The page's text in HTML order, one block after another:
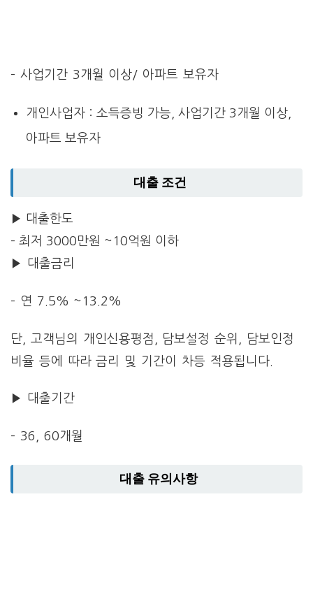
– 사업기간 3개월 이상/ 아파트 보유자
개인사업자 : 소득증빙 가능, 사업기간 3개월 이상,
아파트 보유자
대출 조건
▶ 대출한도
– 최저 3000만원 ~10억원 이하
▶ 대출금리
– 연 7.5% ~13.2%
단, 고객님의 개인신용평점, 담보설정 순위, 담보인정
비율 등에 따라 금리 및 기간이 차등 적용됩니다.
▶ 대출기간
– 36, 60개월
대출 유의사항